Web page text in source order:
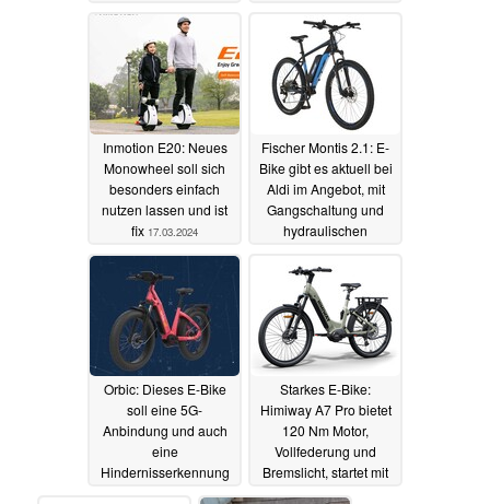
Inmotion E20: Neues
Monowheel soll sich
besonders einfach
nutzen lassen und ist
fix 17.03.2024
Fischer Montis 2.1: E-
Bike gibt es aktuell bei
Aldi im Angebot, mit
Gangschaltung und
hydraulischen
17.03.2024
Orbic: Dieses E-Bike
soll eine 5G-
Anbindung und auch
eine
Hindernisserkennung
17.03.2024
Starkes E-Bike:
Himiway A7 Pro bietet
120 Nm Motor,
Vollfederung und
Bremslicht, startet mit
16.03.2024